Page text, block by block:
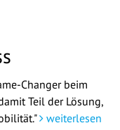
Changer beim
Teil der Lösung,
weiterlesen